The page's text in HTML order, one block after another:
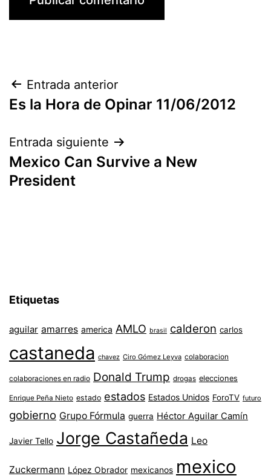
Navegación
de
entradas
Entrada anterior
Es la Hora de Opinar 11/06/2012
Entrada siguiente
Mexico Can Survive a New
President
Etiquetas
aguilar amarres america AMLO brasil calderon carlos
castaneda chavez Ciro Gómez Leyva colaboracion
colaboraciones en radio Donald Trump drogas elecciones
Enrique Peña Nieto estado estados Estados Unidos ForoTV futuro
gobierno Grupo Fórmula guerra Héctor Aguilar Camín
Javier Tello Jorge Castañeda Leo
Zuckermann López Obrador mexicanos mexico